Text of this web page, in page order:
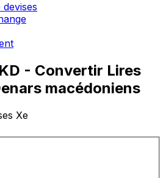
- Convertir Lires
macédoniens
Xe